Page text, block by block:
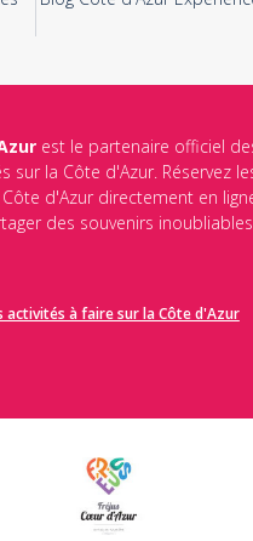
est le partenaire officiel
sur la Côte d'Azur. Réservez
d'Azur directement en
des souvenirs
activités à faire sur la Côte d'Azur